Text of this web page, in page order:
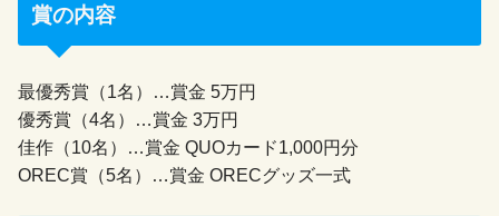
賞の内容
最優秀賞（1名）…賞金 5万円
優秀賞（4名）…賞金 3万円
佳作（10名）…賞金 QUOカード1,000円分
OREC賞（5名）…賞金 ORECグッズ一式